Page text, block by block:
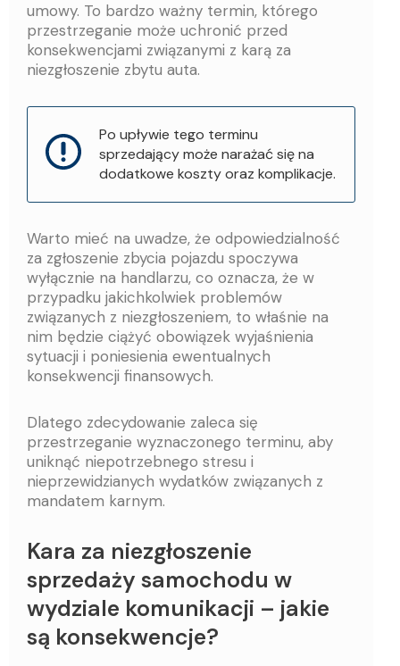
umowy. To bardzo ważny termin, którego
przestrzeganie może uchronić przed
konsekwencjami związanymi z karą za
niezgłoszenie zbytu auta.
Po upływie tego terminu
sprzedający może narażać się na
dodatkowe koszty oraz komplikacje.
Warto mieć na uwadze, że odpowiedzialność
za zgłoszenie zbycia pojazdu spoczywa
wyłącznie na handlarzu, co oznacza, że w
przypadku jakichkolwiek problemów
związanych z niezgłoszeniem, to właśnie na
nim będzie ciążyć obowiązek wyjaśnienia
sytuacji i poniesienia ewentualnych
konsekwencji finansowych.
Dlatego zdecydowanie zaleca się
przestrzeganie wyznaczonego terminu, aby
uniknąć niepotrzebnego stresu i
nieprzewidzianych wydatków związanych z
mandatem karnym.
Kara za niezgłoszenie
sprzedaży samochodu w
wydziale komunikacji – jakie
są konsekwencje?